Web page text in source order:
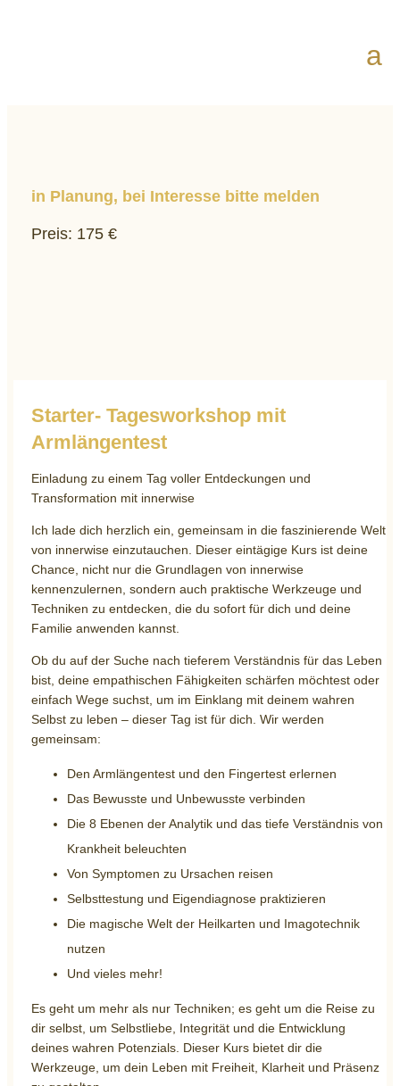
in Planung, bei Interesse bitte melden
Preis: 175 €
Starter- Tagesworkshop mit
Armlängentest
Einladung zu einem Tag voller Entdeckungen und
Transformation mit innerwise
Ich lade dich herzlich ein, gemeinsam in die faszinierende Welt
von innerwise einzutauchen. Dieser eintägige Kurs ist deine
Chance, nicht nur die Grundlagen von innerwise
kennenzulernen, sondern auch praktische Werkzeuge und
Techniken zu entdecken, die du sofort für dich und deine
Familie anwenden kannst.
Ob du auf der Suche nach tieferem Verständnis für das Leben
bist, deine empathischen Fähigkeiten schärfen möchtest oder
einfach Wege suchst, um im Einklang mit deinem wahren
Selbst zu leben – dieser Tag ist für dich. Wir werden
gemeinsam:
Den Armlängentest und den Fingertest erlernen
Das Bewusste und Unbewusste verbinden
Die 8 Ebenen der Analytik und das tiefe Verständnis von
Krankheit beleuchten
Von Symptomen zu Ursachen reisen
Selbsttestung und Eigendiagnose praktizieren
Die magische Welt der Heilkarten und Imagotechnik
nutzen
Und vieles mehr!
Es geht um mehr als nur Techniken; es geht um die Reise zu
dir selbst, um Selbstliebe, Integrität und die Entwicklung
deines wahren Potenzials. Dieser Kurs bietet dir die
Werkzeuge, um dein Leben mit Freiheit, Klarheit und Präsenz